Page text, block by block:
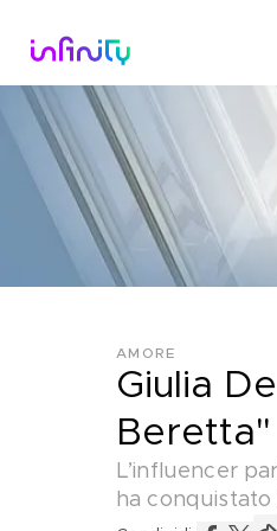
AMORE
Giulia
Beretta"
L’influencer
ha conquistato